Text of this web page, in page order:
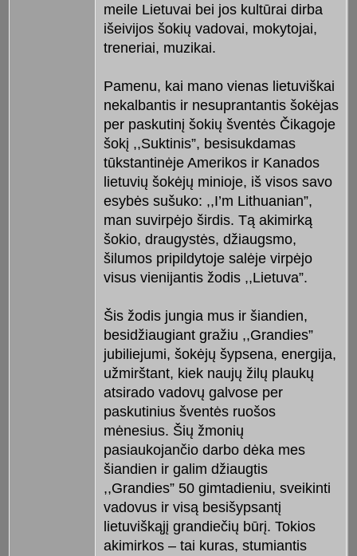
meile Lietuvai bei jos kultūrai dirba
išeivijos šokių vadovai, mokytojai,
treneriai, muzikai.
Pamenu, kai mano vienas lietuviškai
nekalbantis ir nesuprantantis šokėjas
per paskutinį šokių šventės Čikagoje
šokį ,,Suktinis”, besisukdamas
tūkstantinėje Amerikos ir Kanados
lietuvių šokėjų minioje, iš visos savo
esybės sušuko: ,,I’m Lithuanian”,
man suvirpėjo širdis. Tą akimirką
šokio, draugystės, džiaugsmo,
šilumos pripildytoje salėje virpėjo
visus vienijantis žodis ,,Lietuva”.
Šis žodis jungia mus ir šiandien,
besidžiaugiant gražiu ,,Grandies”
jubiliejumi, šokėjų šypsena, energija,
užmirštant, kiek naujų žilų plaukų
atsirado vadovų galvose per
paskutinius šventės ruošos
mėnesius. Šių žmonių
pasiaukojančio darbo dėka mes
šiandien ir galim džiaugtis
,,Grandies” 50 gimtadieniu, sveikinti
vadovus ir visą besišypsantį
lietuviškąjį grandiečių būrį. Tokios
akimirkos – tai kuras, stumiantis